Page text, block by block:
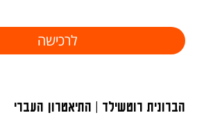
לרכישה
הברונית רוטשילד | התיאטרון העברי